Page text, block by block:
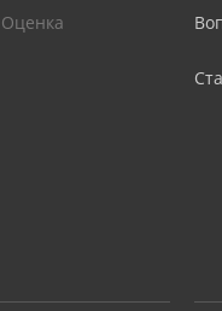
Оценка